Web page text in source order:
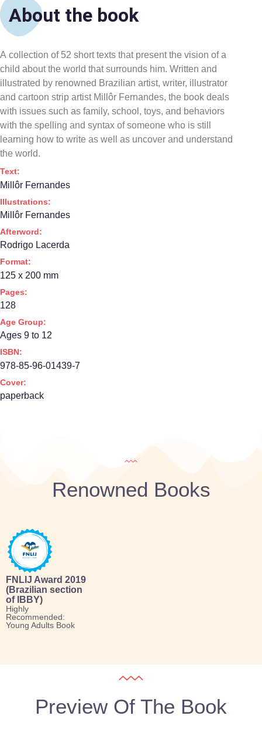
About the book
A collection of 52 short texts that present the vision of a
child about the world that surrounds him. Written and
illustrated by renowned Brazilian artist, writer, illustrator
and cartoon strip artist Millôr Fernandes, the book deals
with issues such as family, school, toys, and behaviors
with the spelling and syntax of someone who is still
learning how to write as well as uncover and understand
the world.
Text:
Millôr Fernandes
Illustrations:
Millôr Fernandes
Afterword:
Rodrigo Lacerda
Format:
125 x 200 mm
Pages:
128
Age Group:
Ages 9 to 12
ISBN:
978-85-96-01439-7
Cover:
paperback
Renowned Books
FNLIJ Award 2019
(Brazilian section
of IBBY)
Highly
Recommended:
Young Adults Book
Preview Of The Book